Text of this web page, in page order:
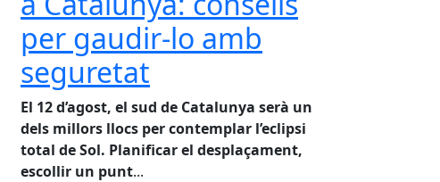
per gaudir-lo amb
seguretat
El 12 d’agost, el sud de Catalunya serà un
dels millors llocs per contemplar l’eclipsi
total de Sol. Planificar el desplaçament,
escollir un punt...